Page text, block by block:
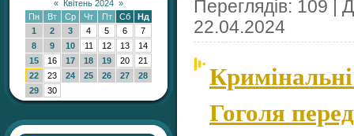
« Квітень 2024 »
Пн
Вт Ср Чт Пт Сб
Нд
1
2 3 4 5 6
7
8
9 10 11 12 13
14
15
16 17 18 19 20
21
22
23 24 25 26 27
28
29
30
Переглядів: 109 |
22.04.2024
Гоголя